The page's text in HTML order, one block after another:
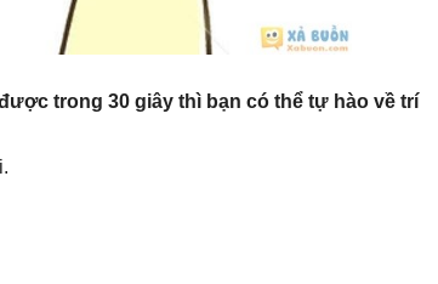
trong 30 giây thì bạn có thể tự hào về trí